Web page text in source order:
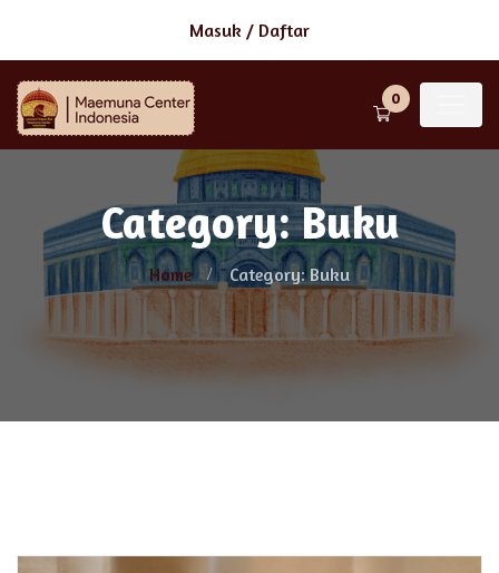
Masuk / Daftar
0
Category: Buku
Home Category: Buku